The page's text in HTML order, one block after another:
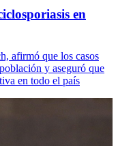
en
afirmó que los casos
y aseguró que
en todo el país